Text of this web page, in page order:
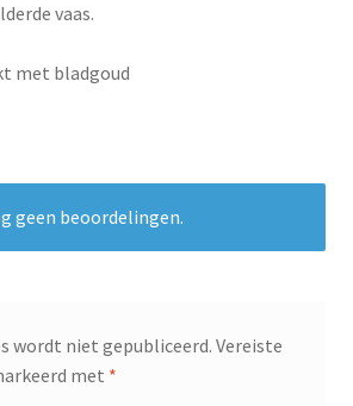
vaas.
met bladgoud
geen beoordelingen.
wordt niet gepubliceerd. Vereiste
met *